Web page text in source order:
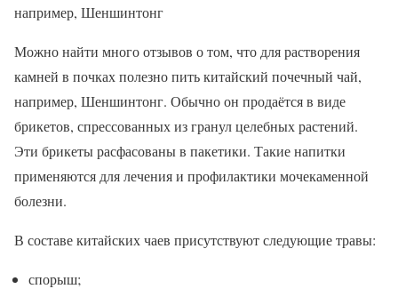
например, Шеншинтонг
Можно найти много отзывов о том, что для растворения
камней в почках полезно пить китайский почечный чай,
например, Шеншинтонг. Обычно он продаётся в виде
брикетов, спрессованных из гранул целебных растений.
Эти брикеты расфасованы в пакетики. Такие напитки
применяются для лечения и профилактики мочекаменной
болезни.
В составе китайских чаев присутствуют следующие травы:
спорыш;